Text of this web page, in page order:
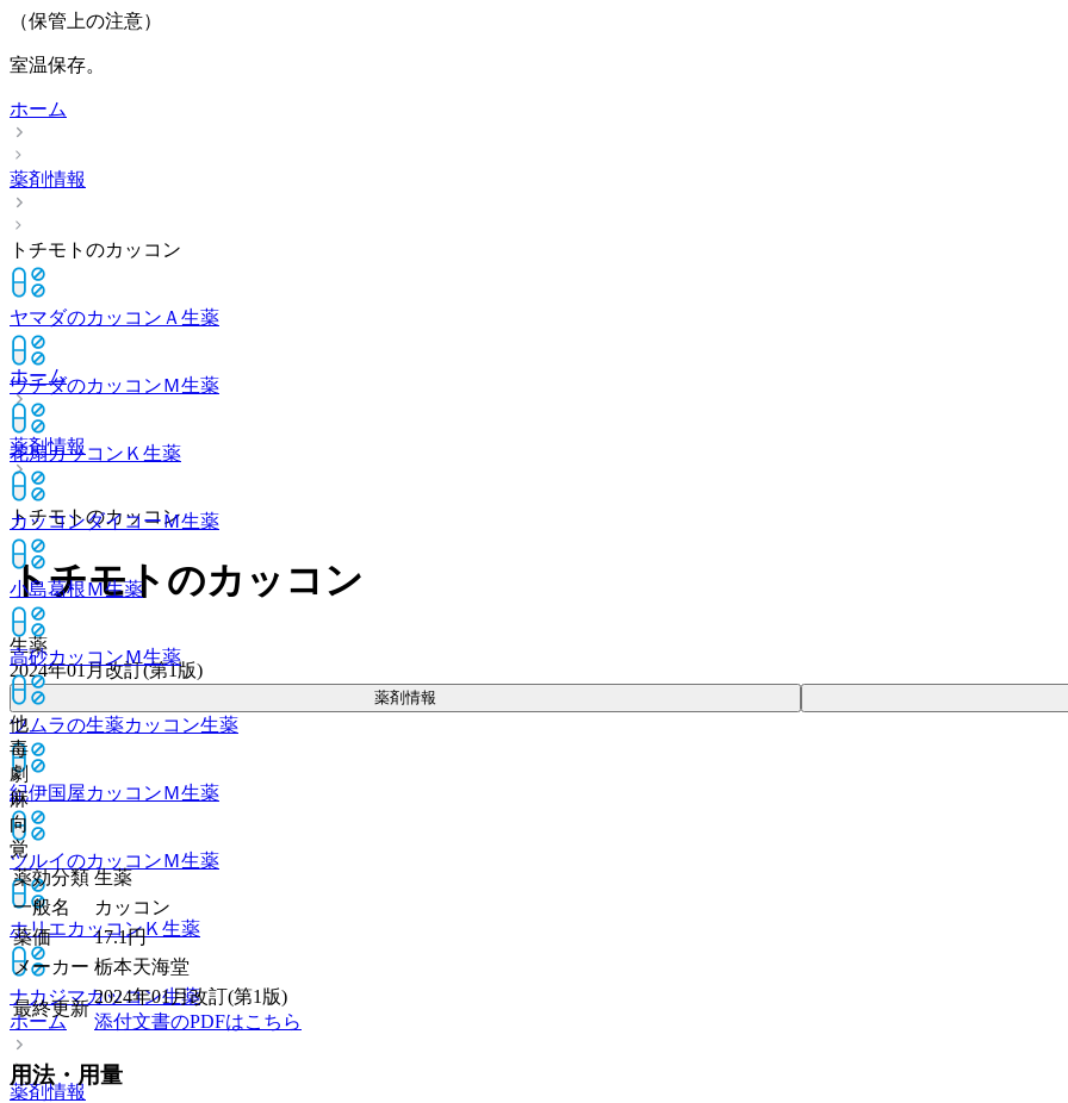
（保管上の注意）
室温保存。
ホーム
薬剤情報
トチモトのカッコン
ヤマダのカッコンＡ 生薬
ウチダのカッコンＭ生薬
花扇カッコンＫ 生薬
カッコンダイコーＭ生薬
小島葛根Ｍ生薬
高砂カッコンＭ生薬
ツムラの生薬カッコン生薬
紀伊国屋カッコンＭ生薬
ツルイのカッコンＭ生薬
ホリエカッコンＫ 生薬
ナカジマカッコン生薬
ホーム
薬剤情報
ホーム
薬剤情報
トチモトのカッコン
トチモトのカッコン
生薬
2024年01月改訂(第1版)
薬剤情報
他
毒
劇
麻
向
覚
薬効分類 生薬
一般名
カッコン
薬価
17.1円
メーカー 栃本天海堂
最終更新
2024年01月改訂(第1版)
添付文書のPDFはこちら
用法・用量